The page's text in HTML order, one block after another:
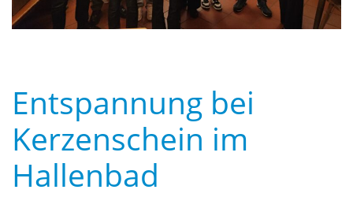
Entspannung bei
Kerzenschein im
Hallenbad